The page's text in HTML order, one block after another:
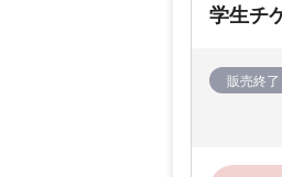
学生チ
販売終了